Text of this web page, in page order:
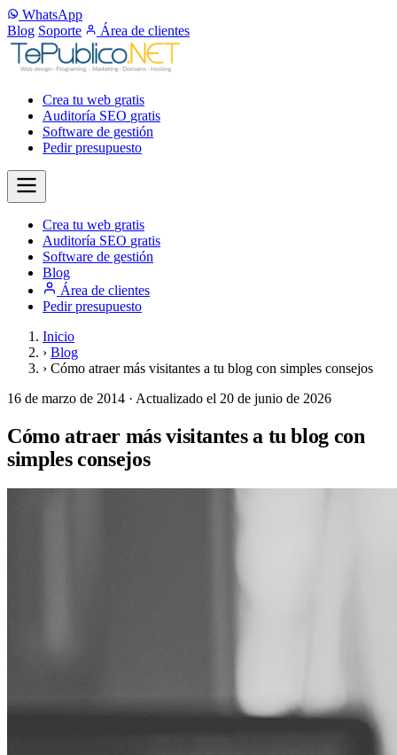
WhatsApp
Blog Soporte Área de clientes
Crea tu web gratis
Auditoría SEO gratis
Software de gestión
Pedir presupuesto
Crea tu web gratis
Auditoría SEO gratis
Software de gestión
Blog
Área de clientes
Pedir presupuesto
Inicio
› Blog
› Cómo atraer más visitantes a tu blog con simples consejos
16 de marzo de 2014 · Actualizado el 20 de junio de 2026
Cómo atraer más visitantes a tu blog con
simples consejos